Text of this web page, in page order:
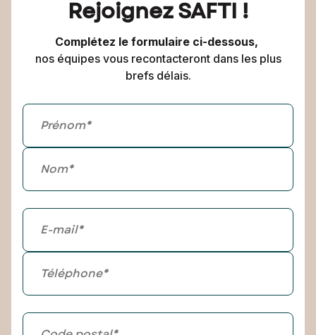
Rejoignez SAFTI !
Complétez le formulaire ci-dessous,
nos équipes vous recontacteront dans les plus
brefs délais.